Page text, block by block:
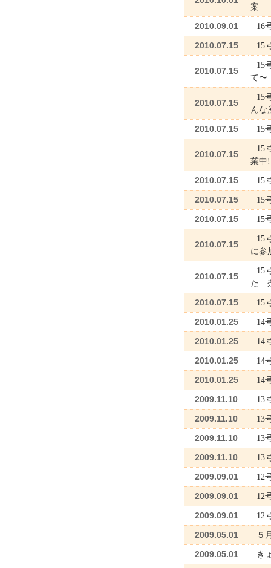
案
2010.09.01 16
2010.07.15 15
2010.07.15
15
て〜
2010.07.15
15
んな
2010.07.15 15
2010.07.15
15
業中
2010.07.15 15
2010.07.15 15
2010.07.15 15
2010.07.15
15
に参
2010.07.15
15
た
2010.07.15 15
2010.01.25 14
2010.01.25 14
2010.01.25 14
2010.01.25 14
2009.11.10 13
2009.11.10 13
2009.11.10 13
2009.11.10 13
2009.09.01 12
2009.09.01 12
2009.09.01 12
2009.05.01 ５
2009.05.01 き